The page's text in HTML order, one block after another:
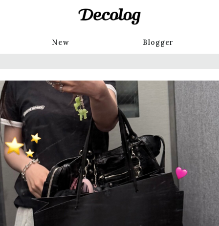
New Blogger